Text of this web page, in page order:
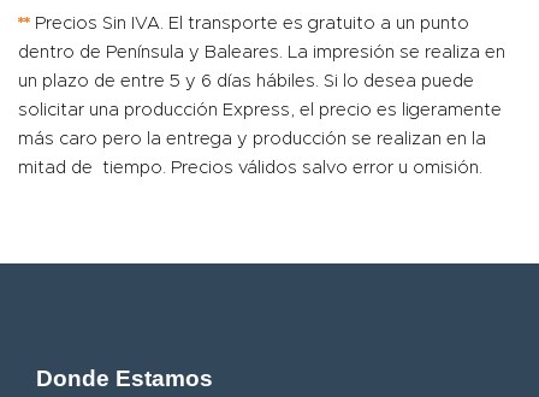
** Precios Sin IVA. El transporte es gratuito a un punto
dentro de Península y Baleares. La impresión se realiza en
un plazo de entre 5 y 6 días hábiles. Si lo desea puede
solicitar una producción Express, el precio es ligeramente
más caro pero la entrega y producción se realizan en la
mitad de tiempo. Precios válidos salvo error u omisión.
Donde Estamos